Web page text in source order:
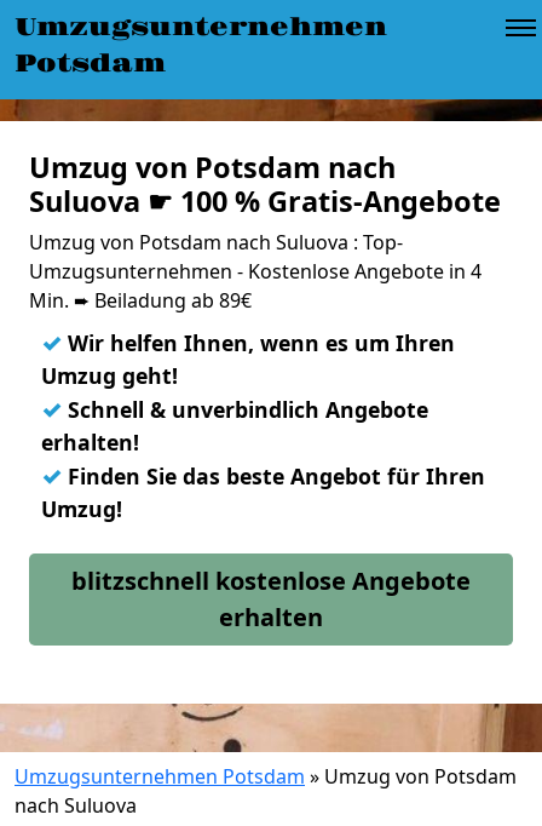
Umzugsunternehmen
Potsdam
Umzug von Potsdam nach
Suluova ☛ 100 % Gratis-Angebote
Umzug von Potsdam nach Suluova : Top-
Umzugsunternehmen - Kostenlose Angebote in 4
Min. ➨ Beiladung ab 89€
✓ Wir helfen Ihnen, wenn es um Ihren
Umzug geht!
✓ Schnell & unverbindlich Angebote
erhalten!
✓ Finden Sie das beste Angebot für Ihren
Umzug!
blitzschnell kostenlose Angebote
erhalten
Umzugsunternehmen Potsdam » Umzug von Potsdam
nach Suluova